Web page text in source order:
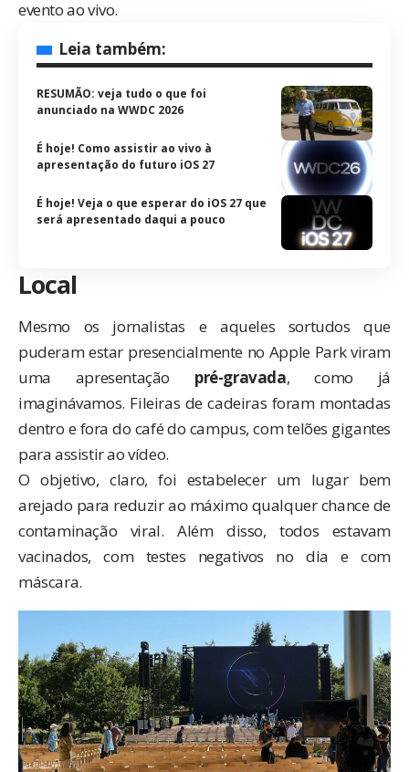
evento ao vivo.
Leia também:
RESUMÃO: veja tudo o que foi
anunciado na WWDC 2026
É hoje! Como assistir ao vivo à
apresentação do futuro iOS 27
É hoje! Veja o que esperar do iOS 27 que
será apresentado daqui a pouco
Local
Mesmo os jornalistas e aqueles sortudos que
puderam estar presencialmente no Apple Park viram
uma apresentação pré-gravada, como já
imaginávamos. Fileiras de cadeiras foram montadas
dentro e fora do café do campus, com telões gigantes
para assistir ao vídeo.
O objetivo, claro, foi estabelecer um lugar bem
arejado para reduzir ao máximo qualquer chance de
contaminação viral. Além disso, todos estavam
vacinados, com testes negativos no dia e com
máscara.